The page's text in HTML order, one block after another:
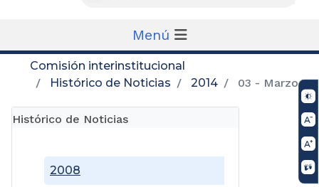
Menú
Comisión interinstitucional
Histórico de Noticias
2014 03 - Marzo
Histórico de Noticias
2008